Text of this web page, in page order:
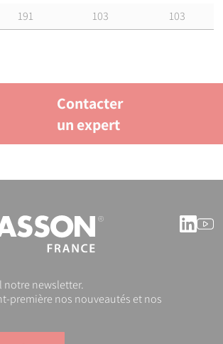
191 103 103
Contacter
un expert
notre newsletter.
première nos nouveautés et nos